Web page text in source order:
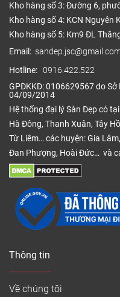
Kho hàng số 3: Đường 6,
Kho hàng số 4: KCN Nguyên
Kho hàng số 5: Km9 ĐL
Email:
Hotline: 0916.422.522
GPĐKKD: 0106629567 do
04/09/2014
Hệ thống đại lý Sàn Đẹp có
Hà Đông, Thanh Xuân, Tây
Từ Liêm… các huyện: Gia
Đan Phượng, Hoài Đức… và
Thông tin
Về chúng tôi